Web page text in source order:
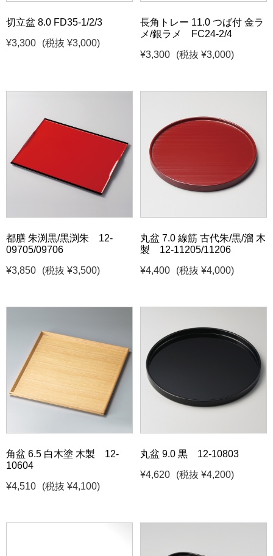
切立盆 8.0 FD35-1/2/3
¥3,300
(税抜 ¥3,000)
長角トレー 11.0 つば付 金ラ
メ/銀ラメ FC24-2/4
¥3,300
(税抜 ¥3,000)
都膳 朱渕黒/黒渕朱 12-
09705/09706
¥3,850
(税抜 ¥3,500)
丸盆 7.0 線筋 古代朱/黒/溜 木
製 12-11205/11206
¥4,400
(税抜 ¥4,000)
角盆 6.5 白木塗 木製 12-
10604
¥4,510
(税抜 ¥4,100)
丸盆 9.0 黒 12-10803
¥4,620
(税抜 ¥4,200)